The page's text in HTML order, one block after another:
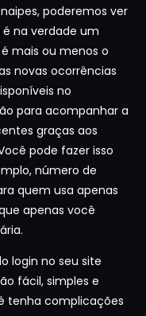
poderemos ver
na verdade um
mais ou menos o
novas ocorrências
no
para acompanhar a
graças aos
pode fazer isso
número de
quem usa apenas
apenas você
login no seu site
fácil, simples e
tenha complicações